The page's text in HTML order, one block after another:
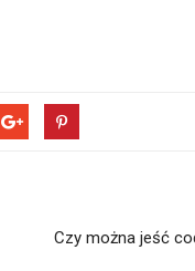
Czy można jeść